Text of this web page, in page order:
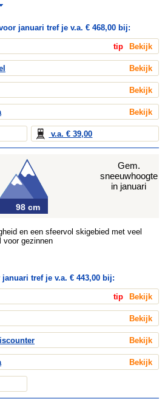
januari tref je v.a. € 468,00 bij:
tip Bekijk
Bekijk
Bekijk
Bekijk
v.a. € 39,00
en een sfeervol skigebied met veel
voor gezinnen
98 cm
Gem.
sneeuwhoogte
in januari
tref je v.a. € 443,00 bij:
tip Bekijk
Bekijk
Bekijk
Bekijk